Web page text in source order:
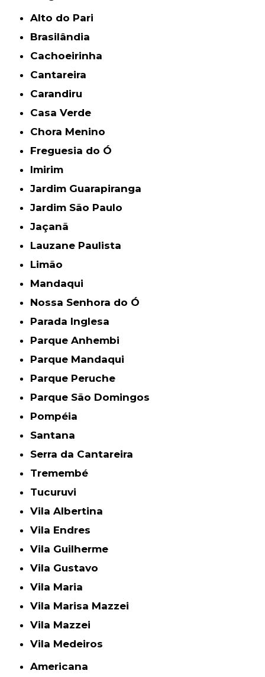
Alto do Pari
Brasilândia
Cachoeirinha
Cantareira
Carandiru
Casa Verde
Chora Menino
Freguesia do Ó
Imirim
Jardim Guarapiranga
Jardim São Paulo
Jaçanã
Lauzane Paulista
Limão
Mandaqui
Nossa Senhora do Ó
Parada Inglesa
Parque Anhembi
Parque Mandaqui
Parque Peruche
Parque São Domingos
Pompéia
Santana
Serra da Cantareira
Tremembé
Tucuruvi
Vila Albertina
Vila Endres
Vila Guilherme
Vila Gustavo
Vila Maria
Vila Marisa Mazzei
Vila Mazzei
Vila Medeiros
Americana